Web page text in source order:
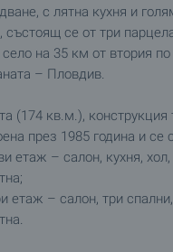
с лятна кухня и
състоящ се от три
село на 35 км от втория
– Пловдив.
(174 кв.м.), конструкция
през 1985 година и се
етаж – салон, кухня,
етаж – салон, три